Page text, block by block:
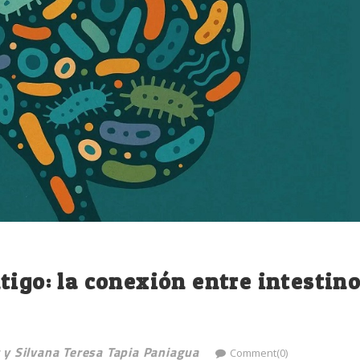
la conexión entre
Silvana Teresa Tapia Paniagua Comment(0)